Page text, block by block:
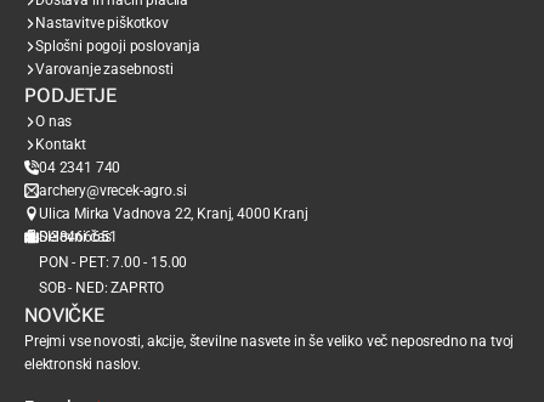
Nastavitve piškotkov
Splošni pogoji poslovanja
Varovanje zasebnosti
PODJETJE
O nas
Kontakt
04 2341 740
archery@vrecek-agro.si
Ulica Mirka Vadnova 22, Kranj, 4000 Kranj
SI38466651
Delovni čas
PON - PET: 7.00 - 15.00
SOB - NED: ZAPRTO
NOVIČKE
Prejmi vse novosti, akcije, številne nasvete in še veliko več neposredno na tvoj
elektronski naslov.